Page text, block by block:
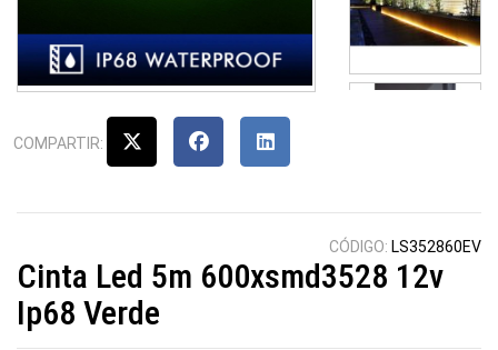
COMPARTIR:
CÓDIGO: LS352860EV
Cinta Led 5m 600xsmd3528 12v
Ip68 Verde